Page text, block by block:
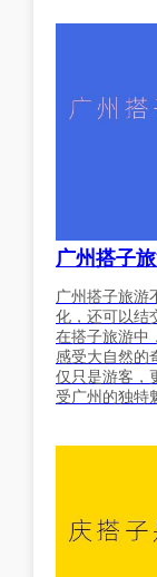
广州搭子
广州搭子旅游
化，还可以结
在搭子旅游中
感受大自然的
仅只是游客，
受广州的独特